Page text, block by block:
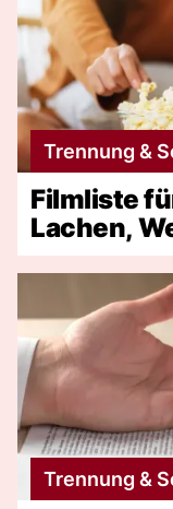
Trennung &
Filmliste
Lachen,
Trennung &